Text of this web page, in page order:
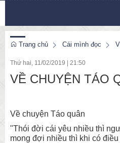
Trang chủ Cái mình đọc
Thứ hai, 11/02/2019 21:50
VỀ CHUYỆN TÁO
Về chuyện Táo quân
"Thói đời cái yêu nhiều thì
mong đợi nhiều thì khi có